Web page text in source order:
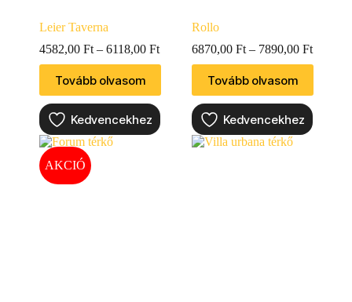
Leier Taverna
4582,00 Ft – 6118,00 Ft
Tovább olvasom
Kedvencekhez
Rollo
6870,00 Ft – 7890,00 Ft
Tovább olvasom
Kedvencekhez
AKCIÓ